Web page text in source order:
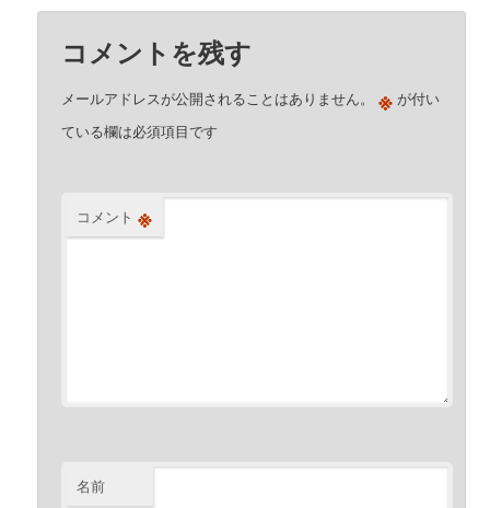
コメントを残す
メールアドレスが公開されることはありません。 ※ が付い
ている欄は必須項目です
コメント ※
名前